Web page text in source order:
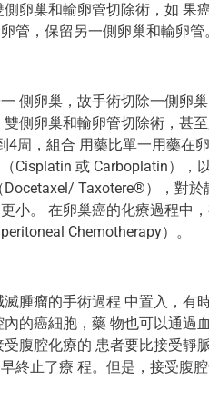
卵巢和輸卵管切除術，如 果
管，保留另一側卵巢和輸卵管
側卵巢，故手術切除一側卵
側卵巢和輸卵管切除術，甚
4周，組合 用藥比單一用藥在
Cisplatin 或 Carboplatin），
Taxotere®），對
小。 在卵巢癌的化療過程中
Chemotherapy）。
腫瘤的手術過程 中置入，有
的癌細胞，藥 物也可以通
腹腔化療的 患者要比接受
終止了療 程。但是，接受腹